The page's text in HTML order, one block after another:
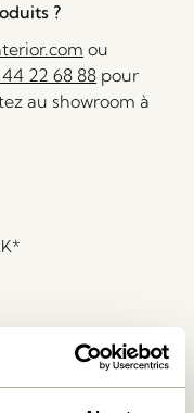
?
ou
22 68 88 pour
au showroom à
*